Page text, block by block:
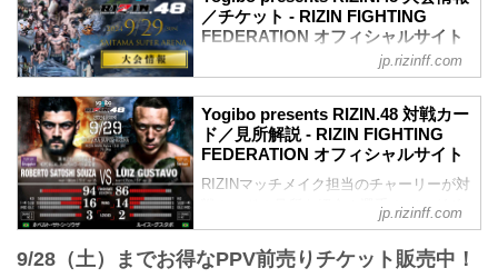
／チケット - RIZIN FIGHTING
FEDERATION オフィシャルサイト
のお知らせ
演出上の変更により、車いす席の券種がS
席→A席に変更となりました。
客様には差額をご返金いたします。大会
当日12:00～18:00までにＡゲートに設置
予定の返金受付窓口にてお手続きをお願
いいたします。返金手続きに関しまして
jp.rizinff.com
Yogibo presents RIZIN.48 対戦カー
ド／見所解説 - RIZIN FIGHTING
FEDERATION オフィシャルサイト
RIZINマッチメイク担当のチャーリーが対
戦カードの見所を紹介！選手のバッグボ
ーンやストロングポイントを把握すれ
ば、試合観戦がもっと楽しくなる！観戦
前に是非チェックしておこう！
jp.rizinff.com
9/28（土）までお得なPPV前売りチケット販売中！